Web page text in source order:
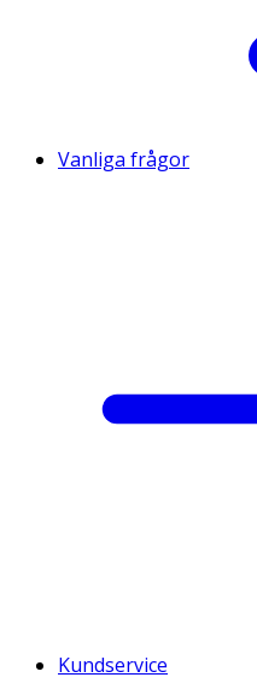
Vanliga frågor
Kundservice